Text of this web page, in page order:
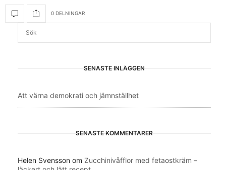
0 DELNINGAR
SENASTE INLÄGGEN
Att värna demokrati och jämnställhet
SENASTE KOMMENTARER
Helen Svensson om Zucchinivåfflor med fetaostkräm –